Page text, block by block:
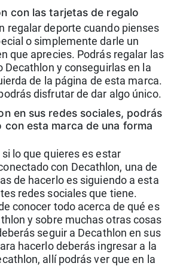
con las tarjetas de regalo
regalar deporte cuando pienses
o simplemente darle un
que aprecies. Podrás regalar las
Decathlon y conseguirlas en la
de la página de esta marca.
disfrutar de dar algo único.
en sus redes sociales, podrás
esta marca de una forma
lo que quieres es estar
con Decathlon, una de
de hacerlo es siguiendo a esta
redes sociales que tiene.
conocer todo acerca de qué es
y sobre muchas otras cosas
seguir a Decathlon en sus
hacerlo deberás ingresar a la
allí podrás ver que en la